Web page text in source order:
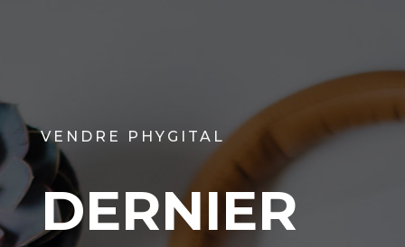
VENDRE PHYGITAL
DERNIER